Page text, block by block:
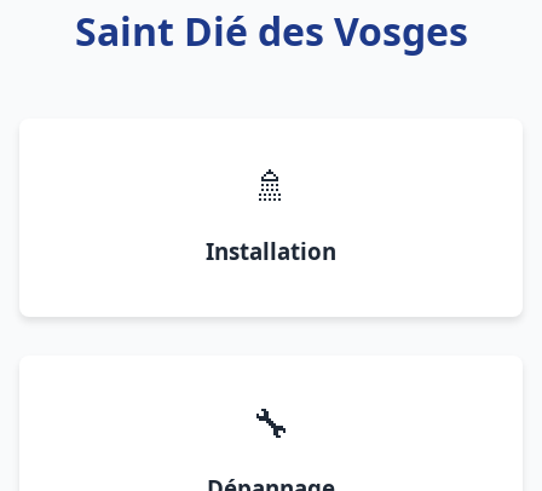
Saint Dié des Vosges
🚿
Installation
🔧